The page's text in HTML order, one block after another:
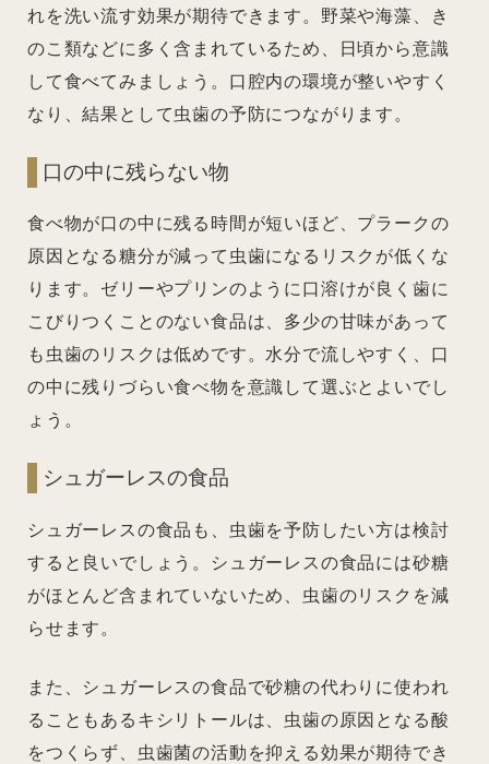
れを洗い流す効果が期待できます。野菜や海藻、き
のこ類などに多く含まれているため、日頃から意識
して食べてみましょう。口腔内の環境が整いやすく
なり、結果として虫歯の予防につながります。
口の中に残らない物
食べ物が口の中に残る時間が短いほど、プラークの
原因となる糖分が減って虫歯になるリスクが低くな
ります。ゼリーやプリンのように口溶けが良く歯に
こびりつくことのない食品は、多少の甘味があって
も虫歯のリスクは低めです。水分で流しやすく、口
の中に残りづらい食べ物を意識して選ぶとよいでし
ょう。
シュガーレスの食品
シュガーレスの食品も、虫歯を予防したい方は検討
すると良いでしょう。シュガーレスの食品には砂糖
がほとんど含まれていないため、虫歯のリスクを減
らせます。
また、シュガーレスの食品で砂糖の代わりに使われ
ることもあるキシリトールは、虫歯の原因となる酸
をつくらず、虫歯菌の活動を抑える効果が期待でき